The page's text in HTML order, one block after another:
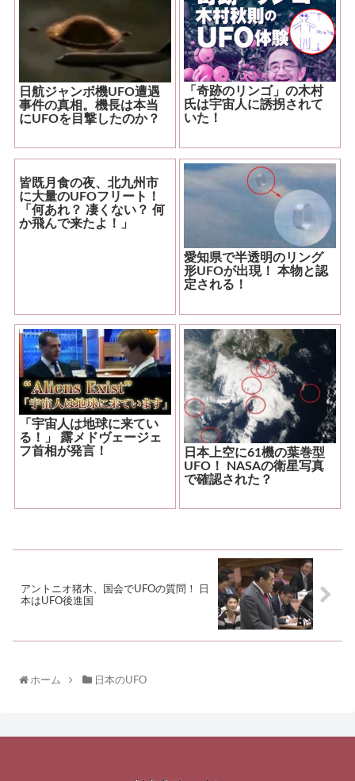
日航ジャンボ機UFO遭遇
事件の真相。機長は本当
にUFOを目撃したのか？
「奇跡のリンゴ」の木村
氏は宇宙人に誘拐されて
いた！
皆既月食の夜、北九州市
に大量のUFOフリート！
「何あれ？ 凄くない？ 何
か飛んで来たよ！」
愛知県で半透明のリング
形UFOが出現！ 本物と認
定される！
「宇宙人は地球に来てい
る！」 露メドヴェージェ
フ首相が発言！
日本上空に61機の葉巻型
UFO！ NASAの衛星写真
で確認された？
アントニオ猪木、国会でUFOの質問！ 日
本はUFO後進国
ホーム 日本のUFO